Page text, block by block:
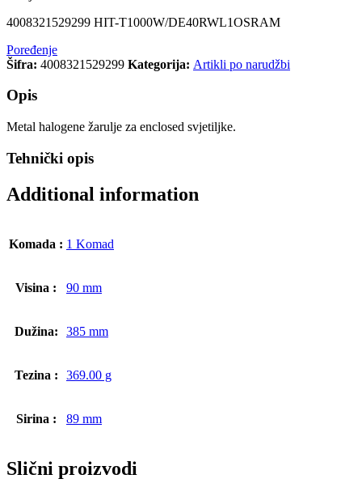
4008321529299 HIT-T1000W/DE40RWL1OSRAM
Poređenje
Šifra: 4008321529299 Kategorija: Artikli po narudžbi
Opis
Metal halogene žarulje za enclosed svjetiljke.
Tehnički opis
Additional information
Komada : 1 Komad
Visina : 90 mm
Dužina: 385 mm
Tezina : 369.00 g
Sirina : 89 mm
Slični proizvodi